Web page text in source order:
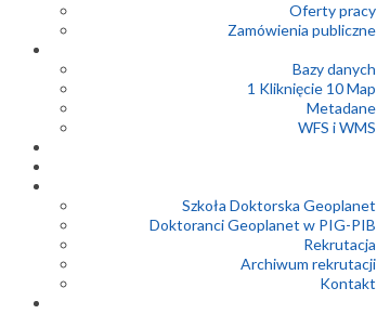
Oferty pracy
Zamówienia publiczne
Bazy danych
1 Kliknięcie 10 Map
Metadane
WFS i WMS
Szkoła Doktorska Geoplanet
Doktoranci Geoplanet w PIG-PIB
Rekrutacja
Archiwum rekrutacji
Kontakt